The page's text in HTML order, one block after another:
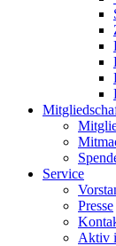
Service
Presse
Aktiv